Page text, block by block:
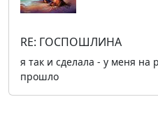
RE: ГОСПОШЛИНА
я так и сделала - у меня на
прошло